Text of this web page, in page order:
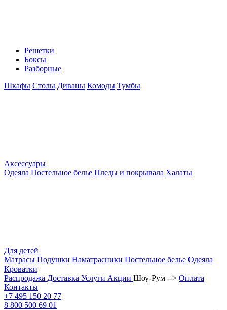
Решетки
Боксы
Разборные
Шкафы Столы Диваны Комоды Тумбы
Аксессуары
Одеяла Постельное белье Пледы и покрывала Халаты
Для детей
Матрасы Подушки Наматрасники Постельное белье Одеяла
Кроватки
Распродажа Доставка Услуги Акции Шоу-Рум --> Оплата
Контакты
+7 495 150 20 77
8 800 500 69 01